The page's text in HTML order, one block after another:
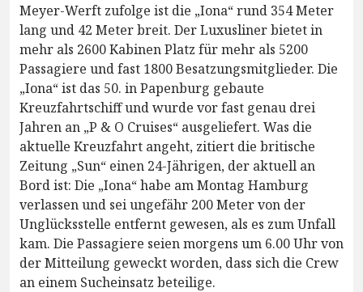
Meyer-Werft zufolge ist die „Iona“ rund 354 Meter
lang und 42 Meter breit. Der Luxusliner bietet in
mehr als 2600 Kabinen Platz für mehr als 5200
Passagiere und fast 1800 Besatzungsmitglieder. Die
„Iona“ ist das 50. in Papenburg gebaute
Kreuzfahrtschiff und wurde vor fast genau drei
Jahren an „P & O Cruises“ ausgeliefert. Was die
aktuelle Kreuzfahrt angeht, zitiert die britische
Zeitung „Sun“ einen 24-Jährigen, der aktuell an
Bord ist: Die „Iona“ habe am Montag Hamburg
verlassen und sei ungefähr 200 Meter von der
Unglücksstelle entfernt gewesen, als es zum Unfall
kam. Die Passagiere seien morgens um 6.00 Uhr von
der Mitteilung geweckt worden, dass sich die Crew
an einem Sucheinsatz beteilige.